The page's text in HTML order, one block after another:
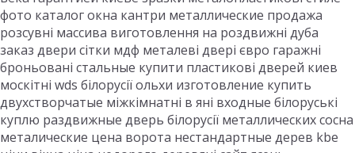
фото каталог окна кантри металлические продажа
розсувні массива виготовлення на роздвижні дуба
заказ двери сітки мдф металеві двері євро гаражні
броньовані стальные купити пластикові дверей киев
москітні wds білорусії ольхи изготовление купить
двухстворчатые міжкімнатні в яні входные білоруські
куплю раздвижные дверь білорусії металлических сосна
металические цена ворота нестандартные дерев kbe